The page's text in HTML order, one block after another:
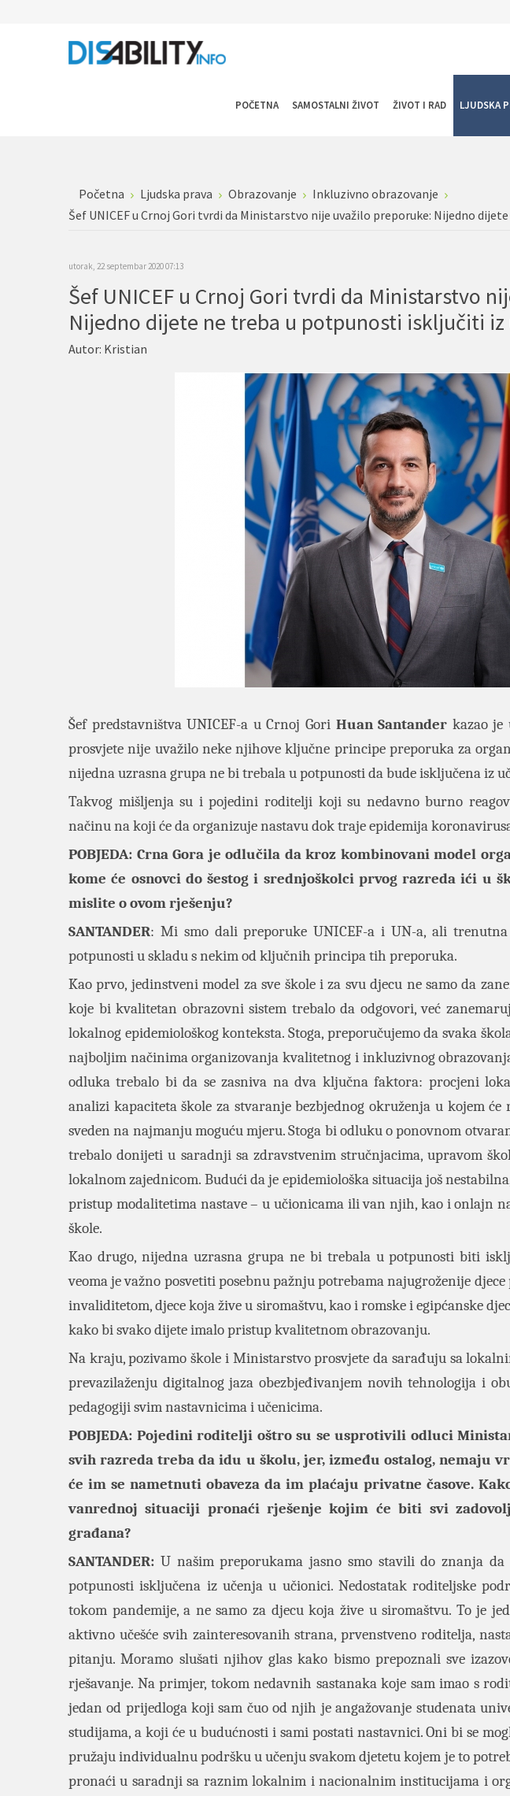
POČETNA SAMOSTALNI ŽIVOT ŽIVOT I RAD LJUDSKA
Početna Ljudska prava Obrazovanje
Inkluzivno obrazovanje
Šef UNICEF u Crnoj Gori tvrdi da Ministarstvo nije uvažilo preporuke: Nijedno
utorak, 22 septembar 2020 07:13
Šef UNICEF u Crnoj Gori tvrdi da Ministarstvo
Nijedno dijete ne treba u potpunosti isključiti iz
Autor: Kristian
Šef predstavništva UNICEF-a u Crnoj Gori Huan Santander kazao
prosvjete nije uvažilo neke njihove ključne principe preporuka za
nijedna uzrasna grupa ne bi trebala u potpunosti da bude isključena iz
Takvog mišljenja su i pojedini roditelji koji su nedavno burno
načinu na koji će da organizuje nastavu dok traje epidemija
POBJEDA: Crna Gora je odlučila da kroz kombinovani model
kome će osnovci do šestog i srednjoškolci prvog razreda ići u
mislite o ovom rješenju?
SANTANDER: Mi smo dali preporuke UNICEF-a i UN-a, ali
potpunosti u skladu s nekim od ključnih principa tih preporuka.
Kao prvo, jedinstveni model za sve škole i za svu djecu ne samo da
koje bi kvalitetan obrazovni sistem trebalo da odgovori, već
lokalnog epidemiološkog konteksta. Stoga, preporučujemo da svaka
najboljim načinima organizovanja kvalitetnog i inkluzivnog
odluka trebalo bi da se zasniva na dva ključna faktora: procjeni
analizi kapaciteta škole za stvaranje bezbjednog okruženja u kojem
sveden na najmanju moguću mjeru. Stoga bi odluku o ponovnom
trebalo donijeti u saradnji sa zdravstvenim stručnjacima, upravom
lokalnom zajednicom. Budući da je epidemiološka situacija još
pristup modalitetima nastave – u učionicama ili van njih, kao i onlajn
škole.
Kao drugo, nijedna uzrasna grupa ne bi trebala u potpunosti biti
veoma je važno posvetiti posebnu pažnju potrebama najugroženije
invaliditetom, djece koja žive u siromaštvu, kao i romske i egipćanske
kako bi svako dijete imalo pristup kvalitetnom obrazovanju.
Na kraju, pozivamo škole i Ministarstvo prosvjete da sarađuju sa
prevazilaženju digitalnog jaza obezbjeđivanjem novih tehnologija i
pedagogiji svim nastavnicima i učenicima.
POBJEDA: Pojedini roditelji oštro su se usprotivili odluci
svih razreda treba da idu u školu, jer, između ostalog, nemaju
će im se nametnuti obaveza da im plaćaju privatne časove.
vanrednoj situaciji pronaći rješenje kojim će biti svi
građana?
SANTANDER: U našim preporukama jasno smo stavili do znanja
potpunosti isključena iz učenja u učionici. Nedostatak roditeljske
tokom pandemije, a ne samo za djecu koja žive u siromaštvu. To je
aktivno učešće svih zainteresovanih strana, prvenstveno roditelja,
pitanju. Moramo slušati njihov glas kako bismo prepoznali sve
rješavanje. Na primjer, tokom nedavnih sastanaka koje sam imao s
jedan od prijedloga koji sam čuo od njih je angažovanje studenata
studijama, a koji će u budućnosti i sami postati nastavnici. Oni bi se
pružaju individualnu podršku u učenju svakom djetetu kojem je to
pronaći u saradnji sa raznim lokalnim i nacionalnim institucijama i